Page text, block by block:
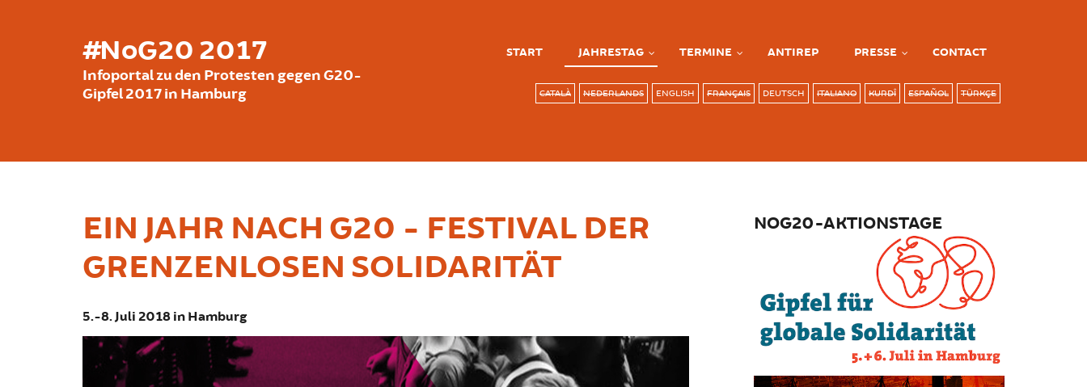
#NoG20 2017
Infoportal zu den Protesten gegen G20-
Gipfel 2017 in Hamburg
START JAHRESTAG TERMINE ANTIREP PRESSE CONTACT
CATALÀ NEDERLANDS ENGLISH FRANÇAIS DEUTSCH ITALIANO KURDÎ ESPAÑOL TÜRKÇE
EIN JAHR NACH G20 - FESTIVAL DER
GRENZENLOSEN SOLIDARITÄT
5.-8. Juli 2018 in Hamburg
NOG20-AKTIONSTAGE